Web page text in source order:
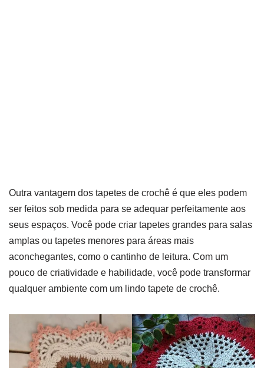
Outra vantagem dos tapetes de crochê é que eles podem
ser feitos sob medida para se adequar perfeitamente aos
seus espaços. Você pode criar tapetes grandes para salas
amplas ou tapetes menores para áreas mais
aconchegantes, como o cantinho de leitura. Com um
pouco de criatividade e habilidade, você pode transformar
qualquer ambiente com um lindo tapete de crochê.